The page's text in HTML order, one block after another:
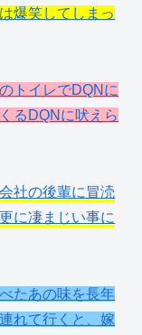
爆笑してしまっ
トイレでDQNに
るDQNに吠えら
社の後輩に冒涜
に凄まじい事に
たあの味を長年
れて行くと、嫁